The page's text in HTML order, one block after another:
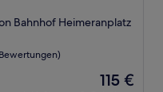
Bahnhof Heimeranplatz
Der
115 €